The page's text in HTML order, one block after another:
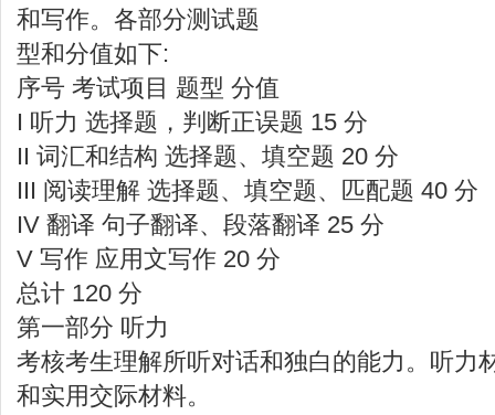
和写作。各部分测试题
型和分值如下:
序号 考试项目 题型 分值
I 听力 选择题，判断正误题 15 分
II 词汇和结构 选择题、填空题 20 分
III 阅读理解 选择题、填空题、匹配题 40 分
IV 翻译 句子翻译、段落翻译 25 分
V 写作 应用文写作 20 分
总计 120 分
第一部分 听力
考核考生理解所听对话和独白的能力。听力
和实用交际材料。